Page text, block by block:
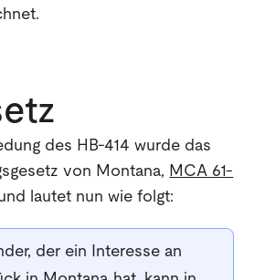
des HB-414 wurde das
von Montana, MCA 61-
lautet nun wie folgt:
der ein Interesse an